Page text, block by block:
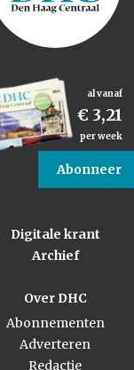
al vanaf
€ 3,21
per week
Abonneer
Digitale krant
Archief
Over DHC
Abonnementen
Adverteren
Redactie